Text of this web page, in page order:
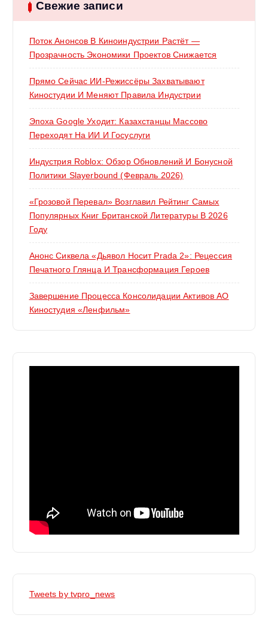
: Свежие записи
Поток Анонсов В Киноиндустрии Растёт —
Прозрачность Экономики Проектов Снижается
Прямо Сейчас ИИ-Режиссёры Захватывают
Киностудии И Меняют Правила Индустрии
Эпоха Google Уходит: Казахстанцы Массово
Переходят На ИИ И Госуслуги
Индустрия Roblox: Обзор Обновлений И Бонусной
Политики Slayerbound (февраль 2026)
«Грозовой Перевал» Возглавил Рейтинг Самых
Популярных Книг Британской Литературы В 2026
Году
Анонс Сиквела «Дьявол Носит Prada 2»: Рецессия
Печатного Глянца И Трансформация Героев
Завершение Процесса Консолидации Активов АО
Киностудия «Ленфильм»
Tweets by tvpro_news